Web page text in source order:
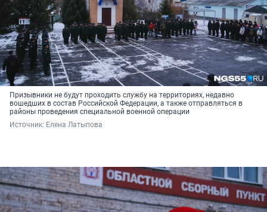
Призывники не будут проходить службу на территориях, недавно
вошедших в состав Российской Федерации, а также отправляться в
районы проведения специальной военной операции
Источник: Елена Латыпова